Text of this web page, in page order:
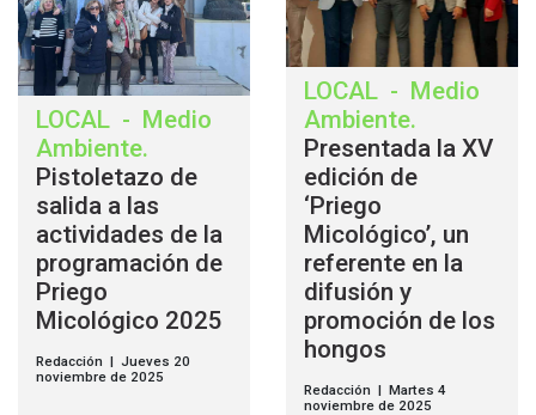
LOCAL - Medio
Ambiente.
Pistoletazo de
salida a las
actividades de la
programación de
Priego
Micológico 2025
Redacción | Jueves 20
noviembre de 2025
LOCAL - Medio
Ambiente.
Presentada la XV
edición de
‘Priego
Micológico’, un
referente en la
difusión y
promoción de los
hongos
Redacción | Martes 4
noviembre de 2025